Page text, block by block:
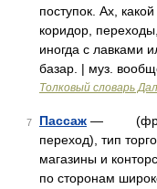
поступок. Ах,
коридор,
иногда с лавками
базар. | муз.
Толковый словарь
7 Пассаж — (франц.
переход), тип
магазины и
по сторонам